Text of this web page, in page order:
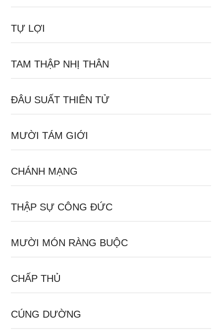
TỰ LỢI
TAM THẬP NHỊ THÂN
ĐÂU SUẤT THIÊN TỬ
MƯỜI TÁM GIỚI
CHÁNH MẠNG
THẬP SỰ CÔNG ĐỨC
MƯỜI MÓN RÀNG BUỘC
CHẤP THỦ
CÚNG DƯỜNG